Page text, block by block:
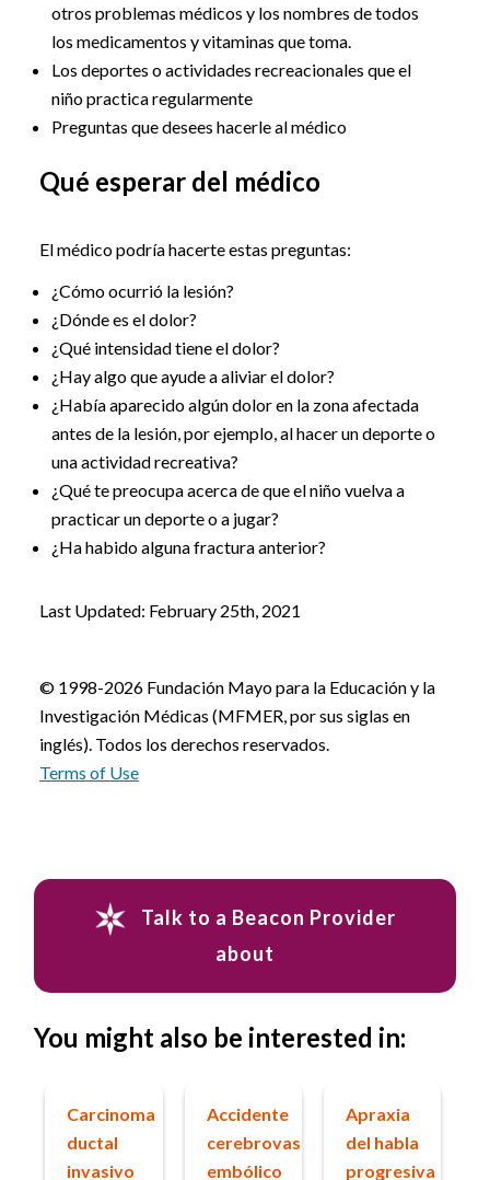
otros problemas médicos y los nombres de todos
los medicamentos y vitaminas que toma.
Los deportes o actividades recreacionales que el
niño practica regularmente
Preguntas que desees hacerle al médico
Qué esperar del médico
El médico podría hacerte estas preguntas:
¿Cómo ocurrió la lesión?
¿Dónde es el dolor?
¿Qué intensidad tiene el dolor?
¿Hay algo que ayude a aliviar el dolor?
¿Había aparecido algún dolor en la zona afectada
antes de la lesión, por ejemplo, al hacer un deporte o
una actividad recreativa?
¿Qué te preocupa acerca de que el niño vuelva a
practicar un deporte o a jugar?
¿Ha habido alguna fractura anterior?
Last Updated: February 25th, 2021
© 1998-2026 Fundación Mayo para la Educación y la
Investigación Médicas (MFMER, por sus siglas en
inglés). Todos los derechos reservados.
Terms of Use
Talk to a Beacon Provider
about
You might also be interested in:
Carcinoma
ductal
invasivo
Accidente
cerebrovascular
embólico
Apraxia
del habla
progresiva